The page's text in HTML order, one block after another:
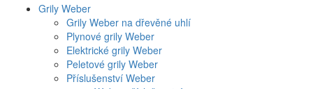
Grily Weber
Grily Weber na dřevěné uhlí
Plynové grily Weber
Elektrické grily Weber
Peletové grily Weber
Příslušenství Weber